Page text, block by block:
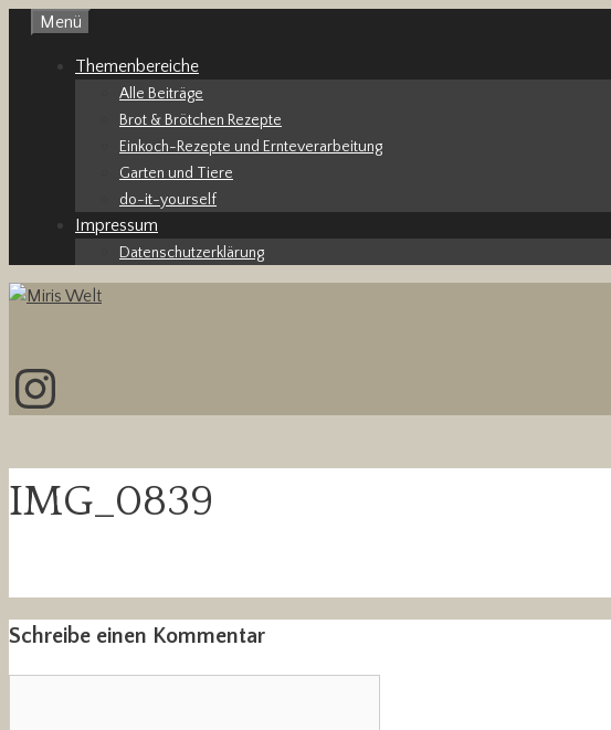
springen
Menü
Themenbereiche
Alle Beiträge
Brot & Brötchen Rezepte
Einkoch-Rezepte und Ernteverarbeitung
Garten und Tiere
do-it-yourself
Impressum
Datenschutzerklärung
Instagram
IMG_0839
Schreibe einen Kommentar